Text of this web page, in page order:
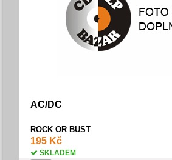
AC/DC
ROCK OR BUST
195 Kč
SKLADEM